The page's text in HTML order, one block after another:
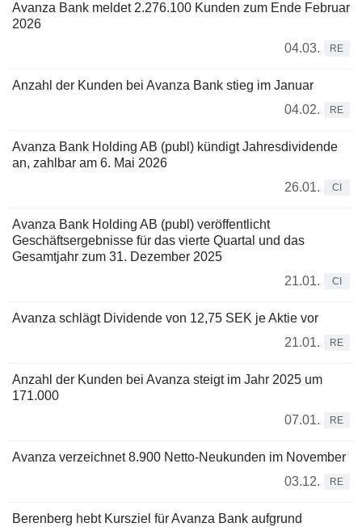
Avanza Bank meldet 2.276.100 Kunden zum Ende Februar
2026
04.03.
RE
Anzahl der Kunden bei Avanza Bank stieg im Januar
04.02.
RE
Avanza Bank Holding AB (publ) kündigt Jahresdividende
an, zahlbar am 6. Mai 2026
26.01.
CI
Avanza Bank Holding AB (publ) veröffentlicht
Geschäftsergebnisse für das vierte Quartal und das
Gesamtjahr zum 31. Dezember 2025
21.01.
CI
Avanza schlägt Dividende von 12,75 SEK je Aktie vor
21.01.
RE
Anzahl der Kunden bei Avanza steigt im Jahr 2025 um
171.000
07.01.
RE
Avanza verzeichnet 8.900 Netto-Neukunden im November
03.12.
RE
Berenberg hebt Kursziel für Avanza Bank aufgrund